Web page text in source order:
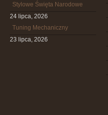
Stylowe Święta Narodowe
24 lipca, 2026
Tuning Mechaniczny
23 lipca, 2026